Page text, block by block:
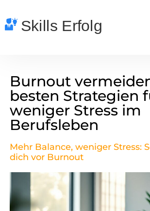
Burnout
besten Strategien
weniger Stress im
Berufsleben
Mehr Balance, weniger Stress:
dich vor Burnout